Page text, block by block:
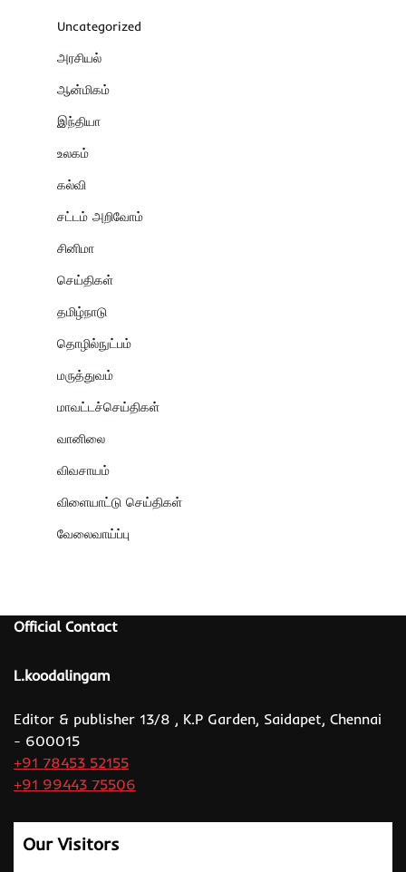
Uncategorized
அரசியல்
ஆன்மிகம்
இந்தியா
உலகம்
கல்வி
சட்டம் அறிவோம்
சினிமா
செய்திகள்
தமிழ்நாடு
தொழில்நுட்பம்
மருத்துவம்
மாவட்டச்செய்திகள்
வானிலை
விவசாயம்
விளையாட்டு செய்திகள்
வேலைவாய்ப்பு
Official Contact
L.koodalingam
Editor & publisher 13/8 , K.P Garden, Saidapet, Chennai
- 600015
+91 78453 52155
+91 99443 75506
Our Visitors